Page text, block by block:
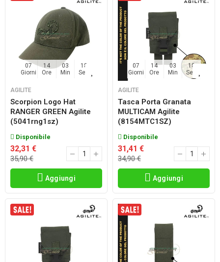
07
Giorni
14
Ore
03
Min
17
Sec
AGILITE
Scorpion Logo Hat
RANGER GREEN Agilite
(5041rng1sz)
Disponibile
32,31 €
35,90 €
Aggiungi
07
Giorni
14
Ore
03
Min
17
Sec
AGILITE
Tasca Porta Granata
MULTICAM Agilite
(8154MTC1SZ)
Disponibile
31,41 €
34,90 €
Aggiungi